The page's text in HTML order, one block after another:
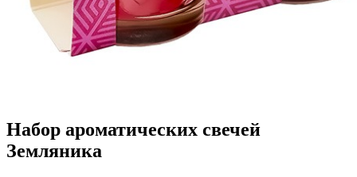
Набор ароматических свечей
Земляника